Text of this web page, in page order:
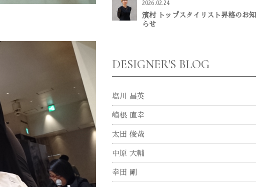
2026.02.24
濱村 トップスタイリスト昇格のお知
らせ
DESIGNER'S BLOG
塩川 昌英
嶋根 直幸
太田 俊哉
中原 大輔
幸田 剛